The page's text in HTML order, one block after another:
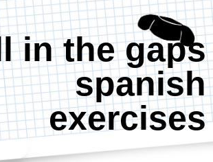
in the gaps
spanish
exercises